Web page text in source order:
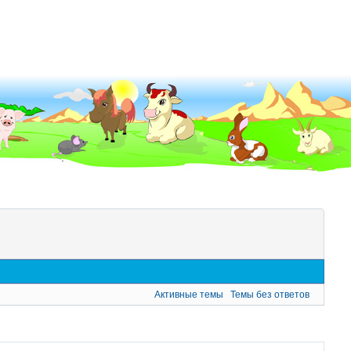
Активные темы Темы без ответов